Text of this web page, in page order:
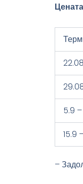
5.9 –
15.9
–